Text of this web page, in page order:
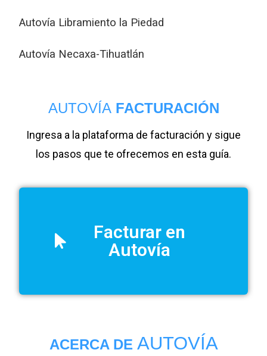
Autovía Libramiento la Piedad
Autovía Necaxa-Tihuatlán
AUTOVÍAFACTURACIÓN
Ingresa a la plataforma de facturación y sigue
los pasos que te ofrecemos en esta guía.
Facturar en
Autovía
ACERCA DE AUTOVÍA